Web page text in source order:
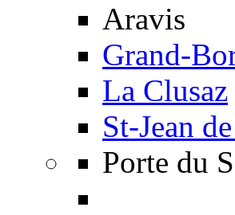
Aravis
Grand-
La Clusaz
St-Jean
Porte du